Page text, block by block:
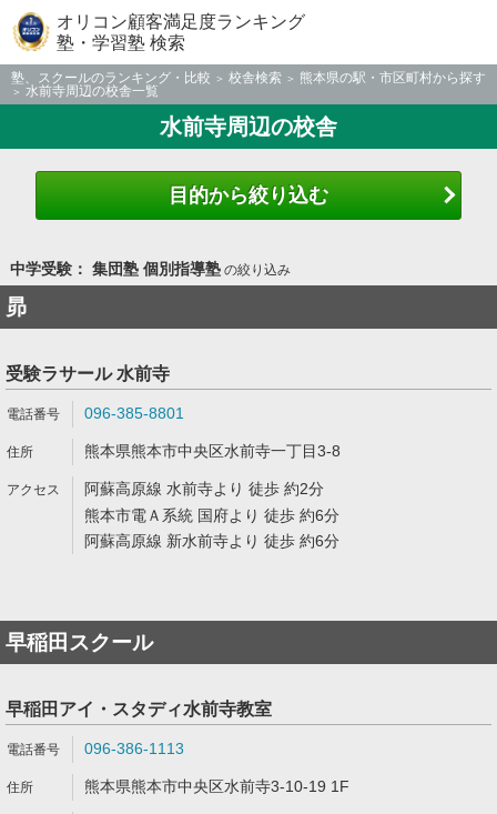
オリコン顧客満足度ランキング
塾・学習塾 検索
塾、スクールのランキング・比較 校舎検索
熊本県の駅・市区町村から探す
水前寺周辺の校舎一覧
水前寺周辺の校舎
目的から絞り込む
中学受験： 集団塾 個別指導塾の絞り込み
昴
受験ラサール 水前寺
096-385-8801
熊本県熊本市中央区水前寺一丁目3-8
阿蘇高原線 水前寺より 徒歩 約2分
熊本市電Ａ系統 国府より 徒歩 約6分
阿蘇高原線 新水前寺より 徒歩 約6分
早稲田スクール
早稲田アイ・スタディ水前寺教室
096-386-1113
熊本県熊本市中央区水前寺3-10-19 1F